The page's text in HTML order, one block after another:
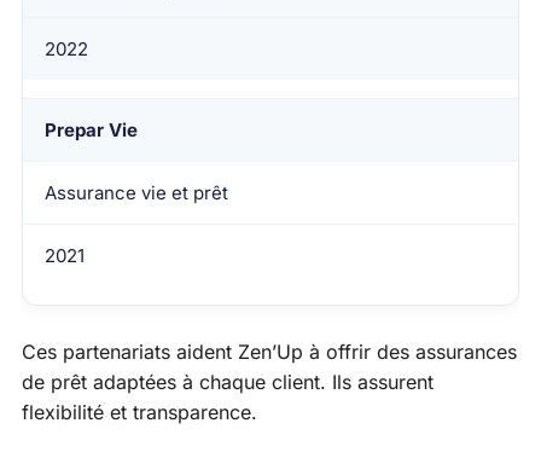
2022
Prepar Vie
Assurance vie et prêt
2021
Ces partenariats aident Zen’Up à offrir des assurances
de prêt adaptées à chaque client. Ils assurent
flexibilité et transparence.